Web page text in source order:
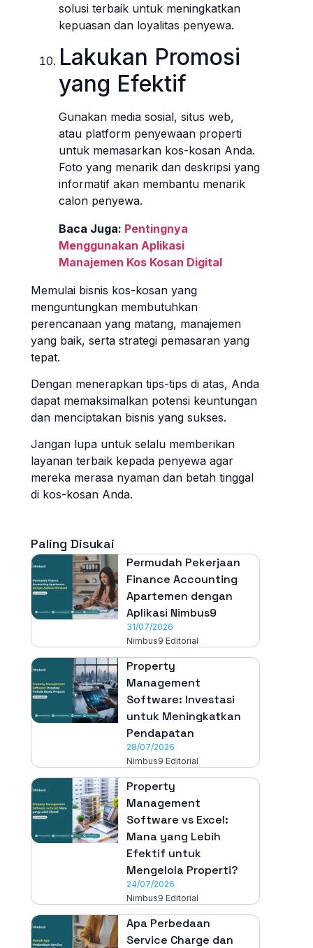
solusi terbaik untuk meningkatkan
kepuasan dan loyalitas penyewa.
Lakukan Promosi
yang Efektif
Gunakan media sosial, situs web,
atau platform penyewaan properti
untuk memasarkan kos-kosan Anda.
Foto yang menarik dan deskripsi yang
informatif akan membantu menarik
calon penyewa.
Baca Juga: Pentingnya
Menggunakan Aplikasi
Manajemen Kos Kosan Digital
Memulai bisnis kos-kosan yang
menguntungkan membutuhkan
perencanaan yang matang, manajemen
yang baik, serta strategi pemasaran yang
tepat.
Dengan menerapkan tips-tips di atas, Anda
dapat memaksimalkan potensi keuntungan
dan menciptakan bisnis yang sukses.
Jangan lupa untuk selalu memberikan
layanan terbaik kepada penyewa agar
mereka merasa nyaman dan betah tinggal
di kos-kosan Anda.
Paling Disukai
Permudah Pekerjaan
Finance Accounting
Apartemen dengan
Aplikasi Nimbus9
31/07/2026
Nimbus9 Editorial
Property
Management
Software: Investasi
untuk Meningkatkan
Pendapatan
28/07/2026
Nimbus9 Editorial
Property
Management
Software vs Excel:
Mana yang Lebih
Efektif untuk
Mengelola Properti?
24/07/2026
Nimbus9 Editorial
Apa Perbedaan
Service Charge dan